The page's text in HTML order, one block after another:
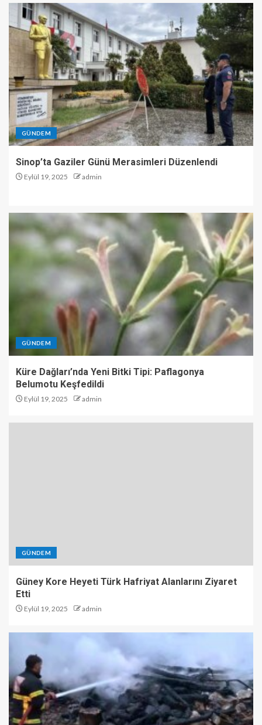
GÜNDEM
Sinop’ta Gaziler Günü Merasimleri Düzenlendi
Eylül 19, 2025 admin
GÜNDEM
Küre Dağları’nda Yeni Bitki Tipi: Paflagonya
Belumotu Keşfedildi
Eylül 19, 2025 admin
GÜNDEM
Güney Kore Heyeti Türk Hafriyat Alanlarını Ziyaret
Etti
Eylül 19, 2025 admin